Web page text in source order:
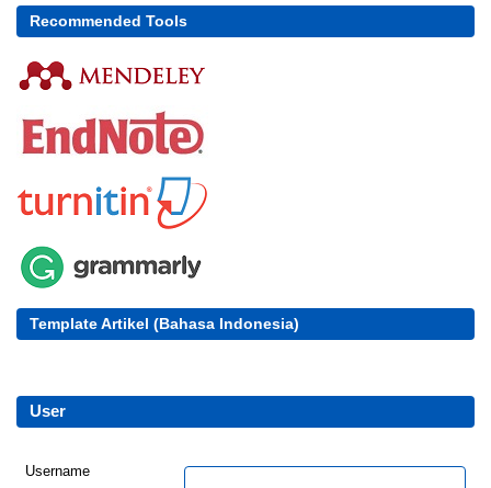
Recommended Tools
Template Artikel (Bahasa Indonesia)
User
Username